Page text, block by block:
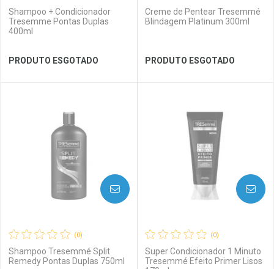
Ver Desconto Convênio Ver Desconto Convênio
Shampoo + Condicionador
Tresemme Pontas Duplas
400ml
PRODUTO ESGOTADO
Laboratório
Por Menos
Creme de Pentear Tresemmé
Blindagem Platinum 300ml
PRODUTO ESGOTADO
Laboratório
Por Menos
(0)
Shampoo Tresemmé Split
Remedy Pontas Duplas 750ml
AVISE-ME
(0)
Super Condicionador 1 Minuto
Tresemmé Efeito Primer Lisos
AVISE-ME